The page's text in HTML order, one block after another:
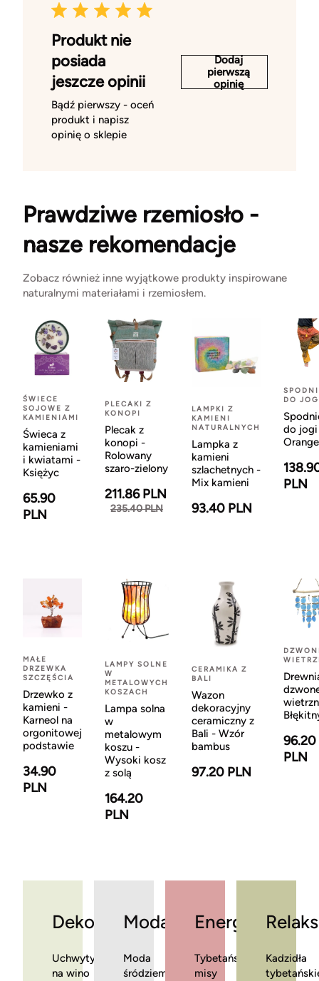
Produkt nie
posiada
jeszcze opinii
Bądź pierwszy - oceń
produkt i napisz
opinię o sklepie
Dodaj
pierwszą
opinię
Prawdziwe rzemiosło -
nasze rekomendacje
Zobacz również inne wyjątkowe produkty inspirowane
naturalnymi materiałami i rzemiosłem.
ŚWIECE
SOJOWE Z
KAMIENIAMI
Świeca z
kamieniami
i kwiatami -
Księżyc
65.90
PLN
PLECAKI Z
KONOPI
Plecak z
konopi -
Rolowany
szaro-zielony
211.86 PLN
235.40 PLN
LAMPKI Z
KAMIENI
NATURALNYCH
Lampka z
kamieni
szlachetnych -
Mix kamieni
93.40 PLN
DO
do
Orange
PLN
MAŁE
DRZEWKA
SZCZĘŚCIA
Drzewko z
kamieni -
Karneol na
orgonitowej
podstawie
34.90
PLN
LAMPY SOLNE
W
METALOWYCH
KOSZACH
Lampa solna
w
metalowym
koszu -
Wysoki kosz
z solą
164.20
PLN
CERAMIKA Z
BALI
Wazon
dekoracyjny
ceramiczny z
Bali - Wzór
bambus
97.20 PLN
96.20
PLN
Dekoracje
Uchwyty
na wino
Moda
Moda
śródziemnomorska
Energia
Tybetańskie
misy
Relaks
Kadzidła